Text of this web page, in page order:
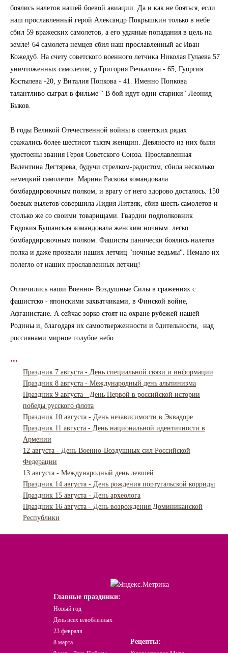
боялись налетов нашей боевой авиации. Да и как не бояться, если
наш прославленный герой Александр Покрышкин только в небе
сбил 59 вражеских самолетов, а его удачные попадания в цель на
земле! 64 самолета немцев сбил наш прославленный ас Иван
Кожедуб. На счету советского военного летчика Николая Гулаева 57
уничтоженных самолетов, у Григория Речкалова - 65, Гуоргия
Костылева -20, у Виталия Попкова - 41. Именно Попкова
талантливо сыграл в фильме " В бой идут одни старики" Леонид
Быков.
В годы Великой Отечественной войны в советских рядах
сражались более шестисот тысяч женщин. Девяносто из них были
удостоены звания Героя Советского Союза. Прославленная
Валентина Дегтярева, будучи стрелком-радистом, сбила несколько
немецкий самолетов. Марина Раскова командовала
бомбардировочным полком, и врагу от него здорово досталось. 150
боевых вылетов совершила Лидия Литвяк, сбив шесть самолетов и
столько же со своими товарищами. Гвардии подполковник
Евдокия Бушанская командовала женским ночным легко
бомбардировочным полком. Фашисты панически боялись налетов
полка и даже прозвали наших летчиц "ночные ведьмы". Немало их
полегло от наших прославленных летчиц!
Отличились наши Военно- Воздушные Силы в сражениях с
фашистско - японскими захватчиками, в Финской войне,
Афганистане. А сейчас зорко стоят на охране рубежей нашей
Родины и, благодаря их самоотверженности и бдительности, над
россиянами мирное голубое небо.
...
Праздник 7 августа - День специальной связи и информации
Праздник 8 августа - Международный день альпинизма
Праздник 9 августа - День Первой в российской истории
победы русского флота
Праздник 10 августа - День независимости в Эквадоре
Праздник 11 августа - День национальной идентичности в
Армении
12 августа - День Военно-Воздушных сил Российской
Федерации
13 августа - Международный день левшей
Праздник 14 августа - День рождения португальской корриды
Праздник 15 августа - День археолога
Праздник 16 августа - День возрождения Доминиканской
Республики
Главные праздники:
Новый год
День всех влюбленных
23 февраля
8 марта
Рецепты: